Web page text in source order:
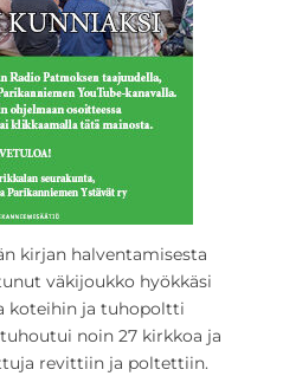
kirjan halventamisesta
väkijoukko hyökkäsi
koteihin ja tuhopoltti
noin 27 kirkkoa ja
revittiin ja poltettiin.